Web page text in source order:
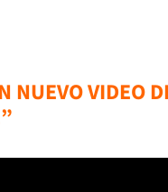
NUEVO VIDEO